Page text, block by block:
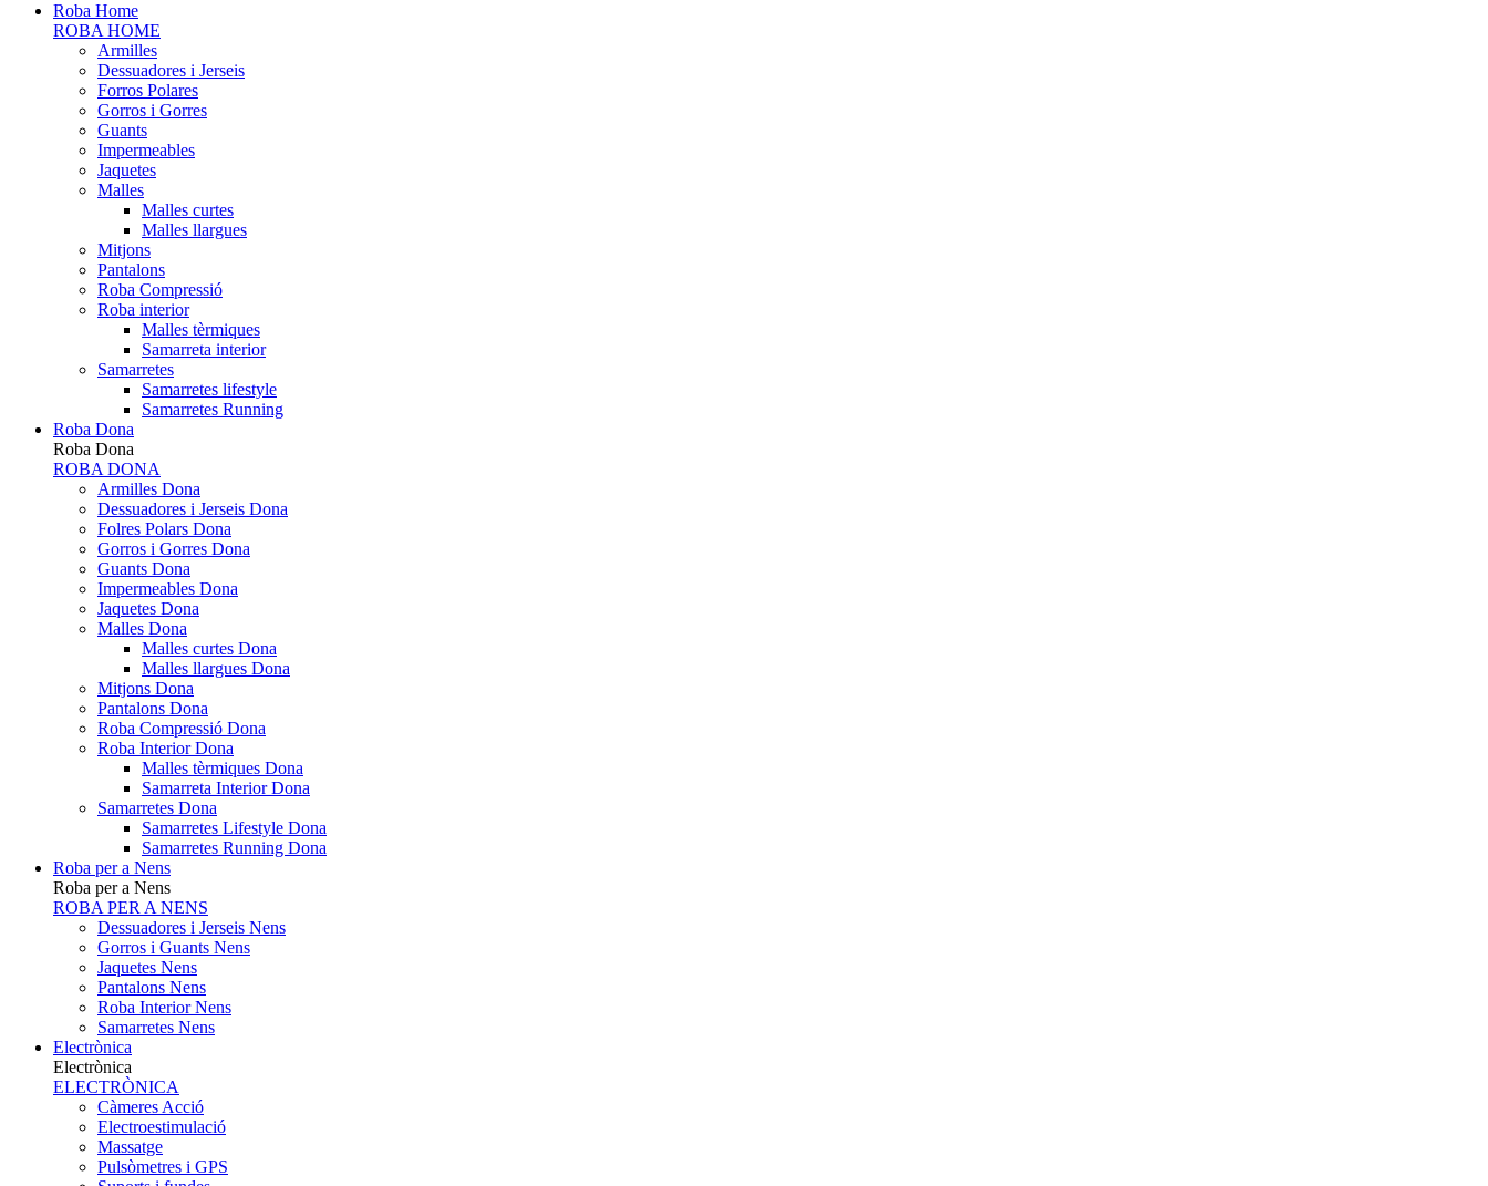
Roba Home
ROBA HOME
Armilles
Dessuadores i Jerseis
Forros Polares
Gorros i Gorres
Guants
Impermeables
Jaquetes
Malles
Malles curtes
Malles llargues
Mitjons
Pantalons
Roba Compressió
Roba interior
Malles tèrmiques
Samarreta interior
Samarretes
Samarretes lifestyle
Samarretes Running
Roba Dona
Roba Dona
ROBA DONA
Armilles Dona
Dessuadores i Jerseis Dona
Folres Polars Dona
Gorros i Gorres Dona
Guants Dona
Impermeables Dona
Jaquetes Dona
Malles Dona
Malles curtes Dona
Malles llargues Dona
Mitjons Dona
Pantalons Dona
Roba Compressió Dona
Roba Interior Dona
Malles tèrmiques Dona
Samarreta Interior Dona
Samarretes Dona
Samarretes Lifestyle Dona
Samarretes Running Dona
Roba per a Nens
Roba per a Nens
ROBA PER A NENS
Dessuadores i Jerseis Nens
Gorros i Guants Nens
Jaquetes Nens
Pantalons Nens
Roba Interior Nens
Samarretes Nens
Electrònica
Electrònica
ELECTRÒNICA
Càmeres Acció
Electroestimulació
Massatge
Pulsòmetres i GPS